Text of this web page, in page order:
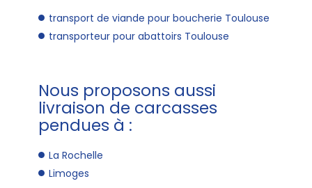
transport de viande pour boucherie Toulouse
transporteur pour abattoirs Toulouse
Nous proposons aussi
livraison de carcasses
pendues à :
La Rochelle
Limoges